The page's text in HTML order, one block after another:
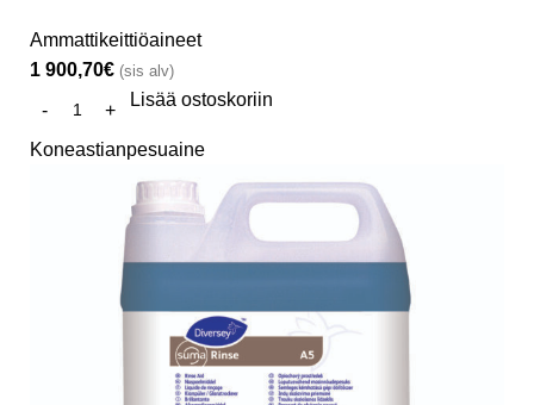
Ammattikeittiöaineet
1 900,70€ (sis alv)
Lisää ostoskoriin
Koneastianpesuaine